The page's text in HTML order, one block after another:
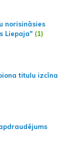
norisināsies
Liepaja" (1)
titulu izcīna